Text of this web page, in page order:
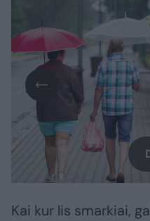
Kai kur lis smarkiai,